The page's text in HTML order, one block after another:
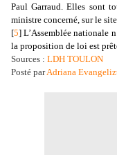
Paul Garraud. Elles sont
ministre concerné, sur le
[5] L’Assemblée nationale
la proposition de loi est
Sources : LDH TOULON
Posté parAdriana